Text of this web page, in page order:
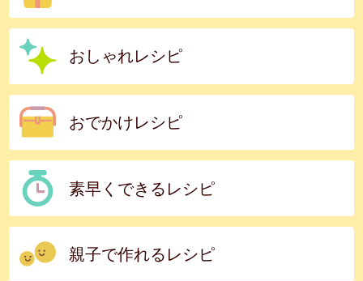
おしゃれレシピ
おでかけレシピ
素早くできるレシピ
親子で作れるレシピ